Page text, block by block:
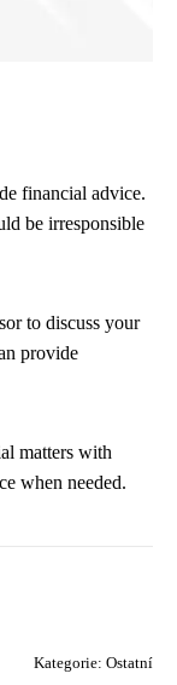
financial advice.
be irresponsible
to discuss your
provide
matters with
when needed.
Kategorie: Ostatní